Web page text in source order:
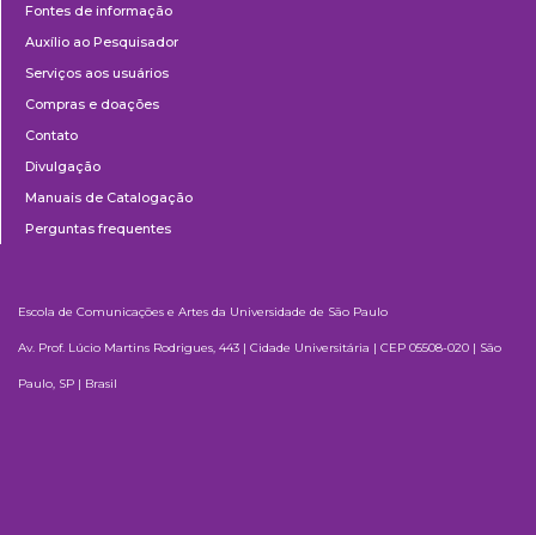
Fontes de informação
Auxílio ao Pesquisador
Serviços aos usuários
Compras e doações
Contato
Divulgação
Manuais de Catalogação
Perguntas frequentes
Escola de Comunicações e Artes da Universidade de São Paulo
Av. Prof. Lúcio Martins Rodrigues, 443 | Cidade Universitária | CEP 05508-020 | São
Paulo, SP | Brasil